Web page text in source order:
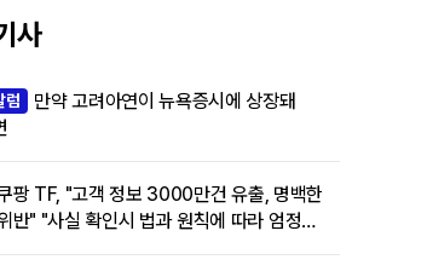
사
럼
만약 고려아연이 뉴욕증시에 상장돼
팡 TF, "고객 정보 3000만건 유출, 명백한
반" "사실 확인시 법과 원칙에 따라 엄정